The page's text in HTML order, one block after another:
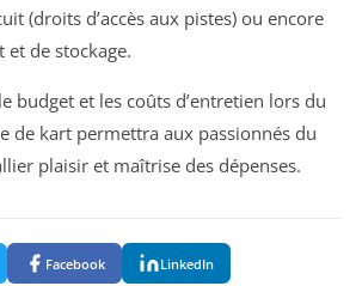
(droits d’accès aux pistes) ou encore
de stockage.
budget et les coûts d’entretien lors du
de kart permettra aux passionnés du
plaisir et maîtrise des dépenses.
Facebook LinkedIn